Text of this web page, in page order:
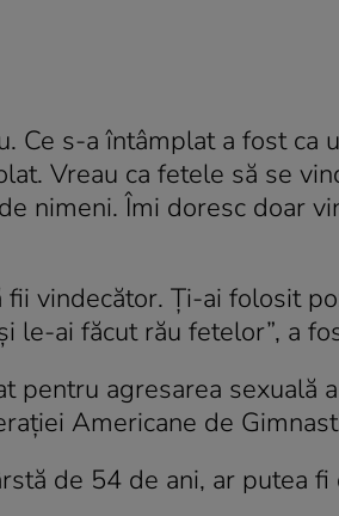
Ce s-a întâmplat a fost
Vreau ca fetele să se
nimeni. Îmi doresc doar
vindecător. Ţi-ai folosit
le-ai făcut rău fetelor”, a
pentru agresarea sexuală
Americane de
de 54 de ani, ar putea